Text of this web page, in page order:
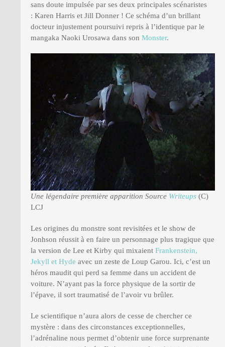
sans doute impulsée par ses deux principales scénaristes
: Karen Harris et Jill Donner ! Ce schéma d’un brillant
docteur injustement poursuivi repris à l’identique par le
mangaka Naoki Urosawa dans son Monster.
Une légendaire première apparition Source Writeups (C)
LCJ
Les origines du monstre sont revisitées et le show de
Jonhson réussit à en faire un personnage plus tragique que
la version de Lee et Kirby qui mixaient Frankenstein,
Jekyll et Hyde avec un zeste de Loup Garou. Ici, c’est un
héros maudit qui perd sa femme dans un accident de
voiture. N’ayant pas la force physique de la sortir de
l’épave, il sort traumatisé de l’avoir vu brûler.
Le scientifique n’aura alors de cesse de chercher ce
mystère : dans des circonstances exceptionnelles,
l’adrénaline nous permet d’obtenir une force surprenante